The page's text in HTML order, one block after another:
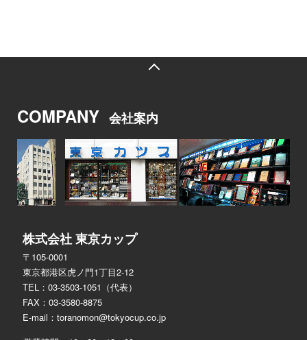
COMPANY 会社案内
株式会社 東京カップ
〒105-0001
東京都港区虎ノ門1丁目2-12
TEL：03-3503-1051（代表）
FAX：03-3580-8875
E-mail： toranomon@tokyocup.co.jp